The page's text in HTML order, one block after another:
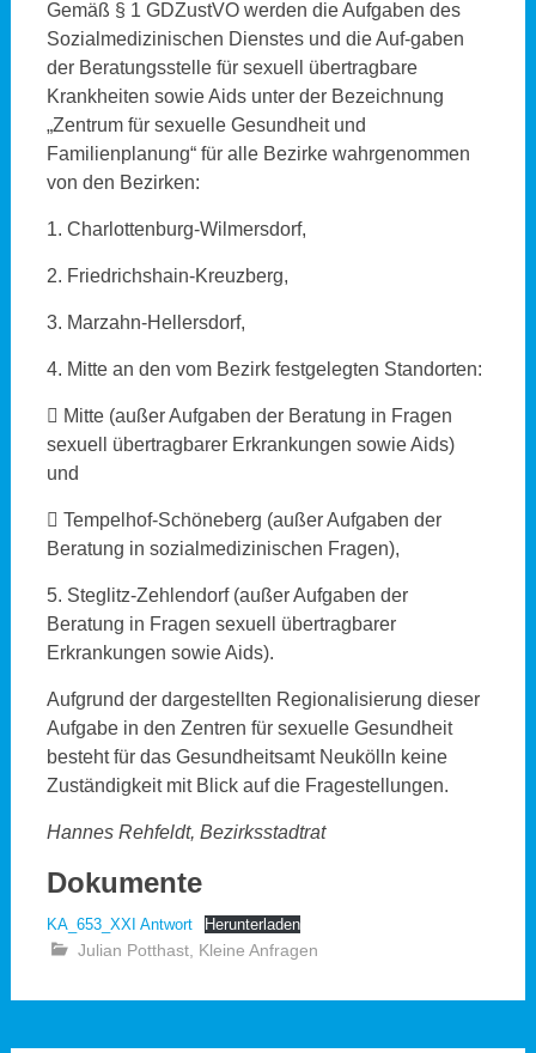
Gemäß § 1 GDZustVO werden die Aufgaben des
Sozialmedizinischen Dienstes und die Auf-gaben
der Beratungsstelle für sexuell übertragbare
Krankheiten sowie Aids unter der Bezeichnung
„Zentrum für sexuelle Gesundheit und
Familienplanung“ für alle Bezirke wahrgenommen
von den Bezirken:
1. Charlottenburg-Wilmersdorf,
2. Friedrichshain-Kreuzberg,
3. Marzahn-Hellersdorf,
4. Mitte an den vom Bezirk festgelegten Standorten:
 Mitte (außer Aufgaben der Beratung in Fragen
sexuell übertragbarer Erkrankungen sowie Aids)
und
 Tempelhof-Schöneberg (außer Aufgaben der
Beratung in sozialmedizinischen Fragen),
5. Steglitz-Zehlendorf (außer Aufgaben der
Beratung in Fragen sexuell übertragbarer
Erkrankungen sowie Aids).
Aufgrund der dargestellten Regionalisierung dieser
Aufgabe in den Zentren für sexuelle Gesundheit
besteht für das Gesundheitsamt Neukölln keine
Zuständigkeit mit Blick auf die Fragestellungen.
Hannes Rehfeldt, Bezirksstadtrat
Dokumente
KA_653_XXI Antwort Herunterladen
Julian Potthast, Kleine Anfragen